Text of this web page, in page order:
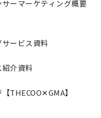
ーマーケティング概要
ービス資料
介資料
THECOO✕GMA】